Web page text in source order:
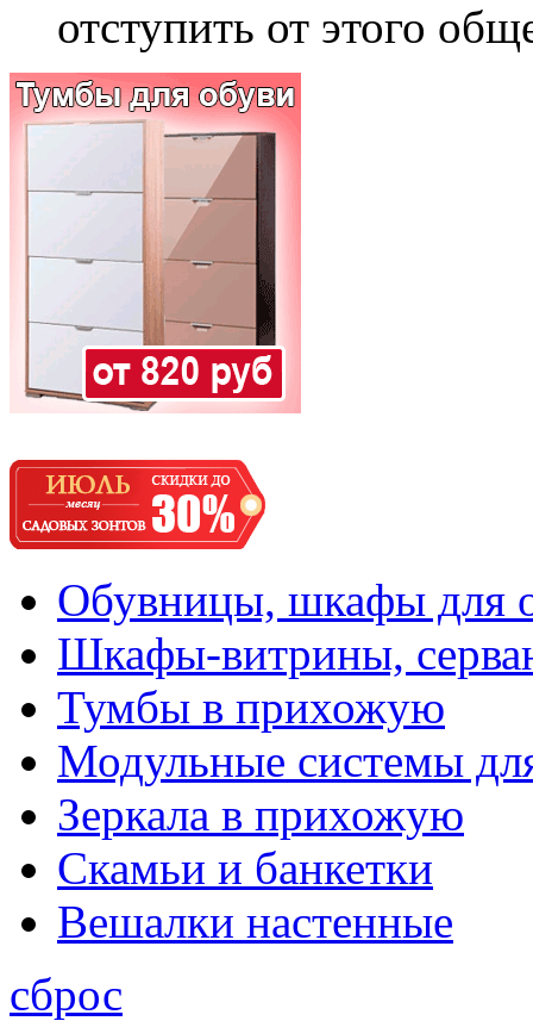
отступить от этого
Обувницы, шкафы для
Шкафы-витрины,
Тумбы в прихожую
Модульные системы
Зеркала в прихожую
Скамьи и банкетки
Вешалки настенные
сброс